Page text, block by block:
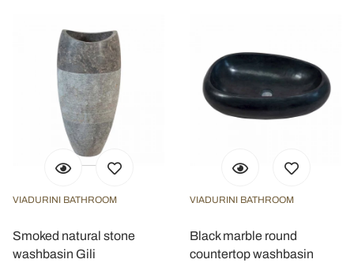
VIADURINI BATHROOM
Smoked natural stone
washbasin Gili
VIADURINI BATHROOM
Black marble round
countertop washbasin